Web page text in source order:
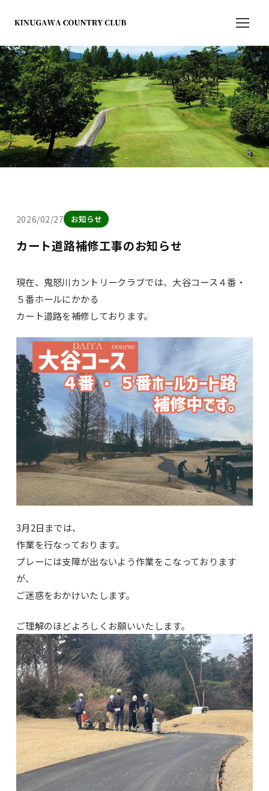
2026/02/27 お知らせ
カート道路補修工事のお知らせ
現在、鬼怒川カントリークラブでは、大谷コース４番・
５番ホールにかかる
カート道路を補修しております。
3月2日までは、
作業を行なっております。
プレーには支障が出ないよう作業をこなっております
が、
ご迷惑をおかけいたします。
ご理解のほどよろしくお願いいたします。